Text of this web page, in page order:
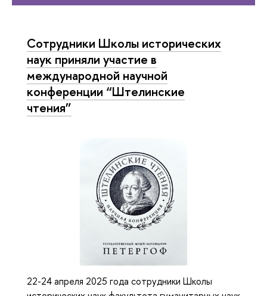
Сотрудники Школы исторических
наук приняли участие в
международной научной
конференции “Штелинские
чтения”
22-24 апреля 2025 года сотрудники Школы